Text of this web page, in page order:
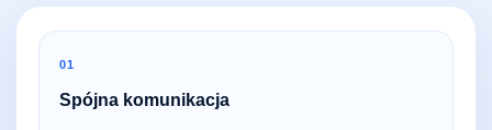
01
Spójna komunikacja